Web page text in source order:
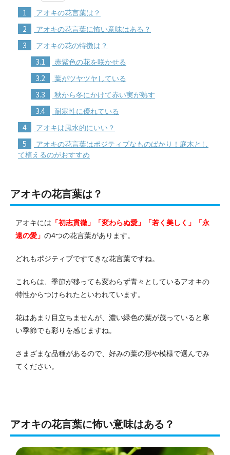
1 アオキの花言葉は？
2 アオキの花言葉に怖い意味はある？
3 アオキの花の特徴は？
3.1 赤紫色の花を咲かせる
3.2 葉がツヤツヤしている
3.3 秋から冬にかけて赤い実が熟す
3.4 耐寒性に優れている
4 アオキは風水的にいい？
5
アオキの花言葉はポジティブなものばかり！庭木とし
て植えるのがおすすめ
アオキの花言葉は？
アオキには 「初志貫徹」「変わらぬ愛」「若く美しく」「永
遠の愛」 の4つの花言葉があります。
どれもポジティブですてきな花言葉ですね。
これらは、季節が移っても変わらず青々としているアオキの
特性からつけられたといわれています。
花はあまり目立ちませんが、濃い緑色の葉が茂っていると寒
い季節でも彩りを感じますね。
さまざまな品種があるので、好みの葉の形や模様で選んでみ
てください。
アオキの花言葉に怖い意味はある？